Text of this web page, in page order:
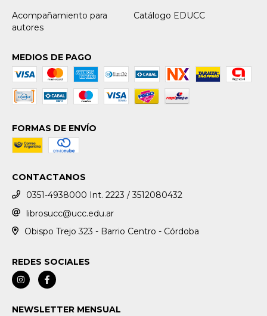
Acompañamiento para
autores
Catálogo EDUCC
MEDIOS DE PAGO
FORMAS DE ENVÍO
CONTACTANOS
0351-4938000 Int. 2223 / 3512080432
librosucc@ucc.edu.ar
Obispo Trejo 323 - Barrio Centro - Córdoba
REDES SOCIALES
NEWSLETTER MENSUAL